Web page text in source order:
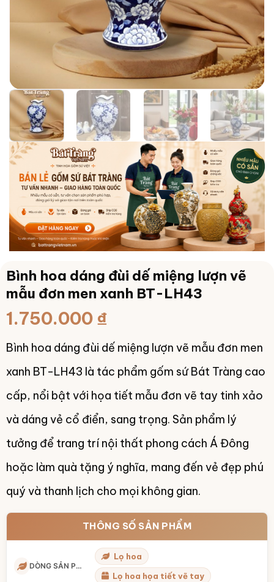
Bình hoa dáng đùi dế miệng lượn vẽ
mẫu đơn men xanh BT-LH43
1.750.000 ₫
Bình hoa dáng đùi dế miệng lượn vẽ mẫu đơn men
xanh BT-LH43 là tác phẩm gốm sứ Bát Tràng cao
cấp, nổi bật với họa tiết mẫu đơn vẽ tay tinh xảo
và dáng vẻ cổ điển, sang trọng. Sản phẩm lý
tưởng để trang trí nội thất phong cách Á Đông
hoặc làm quà tặng ý nghĩa, mang đến vẻ đẹp phú
quý và thanh lịch cho mọi không gian.
THÔNG SỐ SẢN PHẨM
DÒNG SẢN PHẨM
Lọ hoa
Lọ hoa họa tiết vẽ tay